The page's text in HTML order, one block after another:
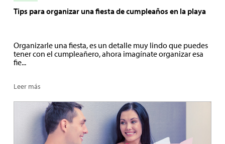
Tips para organizar una fiesta de cumpleaños en la playa
Organizarle una fiesta, es un detalle muy lindo que puedes
tener con el cumpleañero, ahora imagínate organizar esa
fie...
Leer más